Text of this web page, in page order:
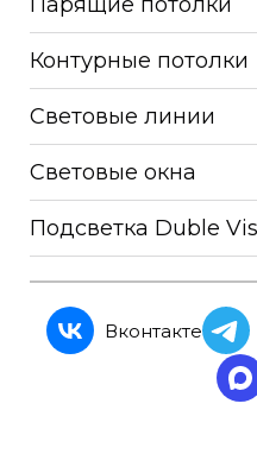
Контурные потолки
"FLEXY"
"LUMFER"
Световые линии
Световые окна
"SLOTT 40 иSLOTT
Подсветка Duble
Вконтакте